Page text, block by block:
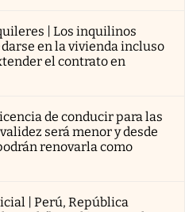
| Los inquilinos
en la vivienda incluso
el contrato en
de conducir para las
será menor y desde
renovarla como
| Perú, República